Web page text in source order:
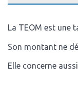
La TEOM est une
Son montant ne
Elle concerne